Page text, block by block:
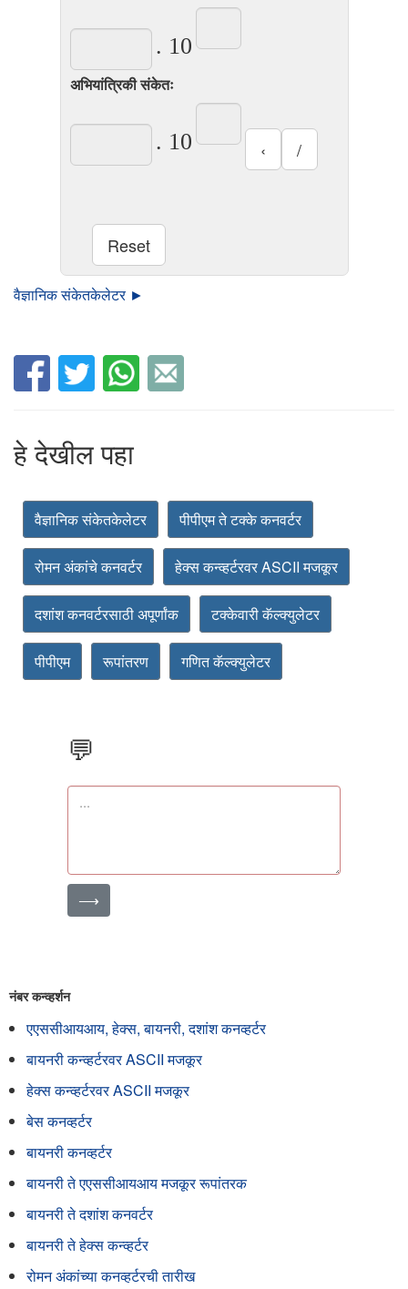
. 10
अभियांत्रिकी संकेतः
. 10
वैज्ञानिक संकेतकेलेटर ►
हे देखील पहा
वैज्ञानिक संकेतकेलेटर पीपीएम ते टक्के कनवर्टर
रोमन अंकांचे कनवर्टर हेक्स कन्व्हर्टरवर ASCII मजकूर
दशांश कनवर्टरसाठी अपूर्णांक टक्केवारी कॅल्क्युलेटर
पीपीएम रूपांतरण गणित कॅल्क्युलेटर
💬
⟶
नंबर कन्व्हर्शन
एएससीआयआय, हेक्स, बायनरी, दशांश कनव्हर्टर
बायनरी कन्व्हर्टरवर ASCII मजकूर
हेक्स कन्व्हर्टरवर ASCII मजकूर
बेस कनव्हर्टर
बायनरी कनव्हर्टर
बायनरी ते एएससीआयआय मजकूर रूपांतरक
बायनरी ते दशांश कनवर्टर
बायनरी ते हेक्स कन्व्हर्टर
रोमन अंकांच्या कनव्हर्टरची तारीख